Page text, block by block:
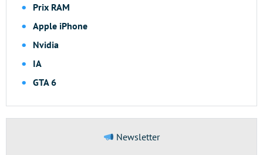
Prix RAM
Apple iPhone
Nvidia
IA
GTA 6
Newsletter